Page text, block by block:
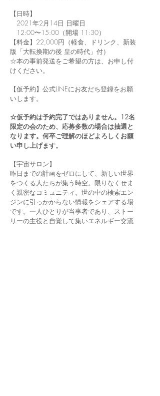
【日時】
2021年2月14日 日曜日
12:00〜15:00（開場 11:30）
【料金】22,000円（軽食、ドリンク、新装
版「大転換期の後 皇の時代」付）
☆本の事前発送をご希望の方は、お申し付
けください。
【仮予約】公式LINEにお友だち登録をお願
いします。
☆仮予約は予約完了ではありません。12名
限定の会のため、応募多数の場合は抽選と
なります。何卒ご理解のほどよろしくお願
い申し上げます。
【宇宙サロン】
昨日までの計画をゼロにして、新しい世界
をつくる人たちが集う時空。限りなくせま
く親密なコミュニティ。世の中の検索エン
ジンに引っかからない情報をシェアする場
です。一人ひとりが当事者であり、ストー
リーの主役と自覚して集いエネルギー交流